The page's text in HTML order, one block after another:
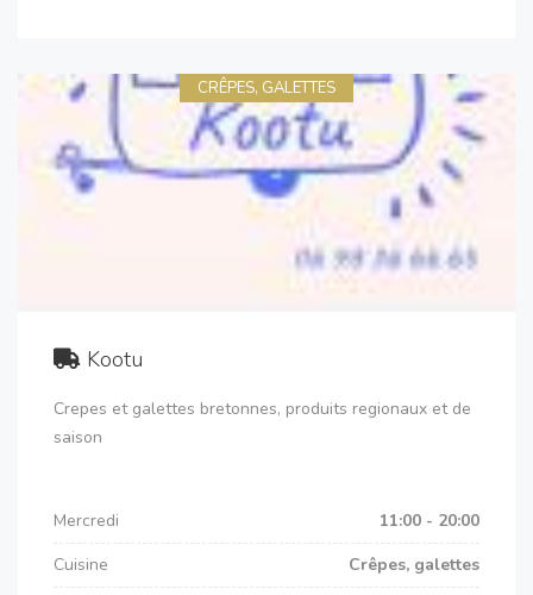
CRÊPES, GALETTES
Kootu
Crepes et galettes bretonnes, produits regionaux et de
saison
Mercredi
11:00 - 20:00
Cuisine
Crêpes, galettes